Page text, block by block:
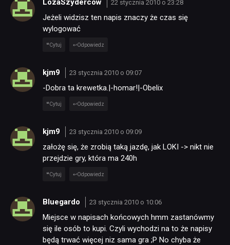
LozaSzydercow 22 stycznia 2010 o 23:28
Jeżeli widzisz ten napis znaczy że czas się
wylogować
Cytuj Odpowiedz
kjm9 23 stycznia 2010 o 09:07
-Dobra ta krewetka.|-homar!|-Obelix
Cytuj Odpowiedz
kjm9 23 stycznia 2010 o 09:09
założę się, że zrobią taką jazdę, jak LOKI -> nikt nie
przejdzie gry, która ma 240h
Cytuj Odpowiedz
Bluegardo 23 stycznia 2010 o 10:06
Miejsce w napisach końcowych hmm zastanówmy
się ile osób to kupi. Czyli wychodzi na to że napisy
będą trwać więcej niz sama gra ;P No chyba że